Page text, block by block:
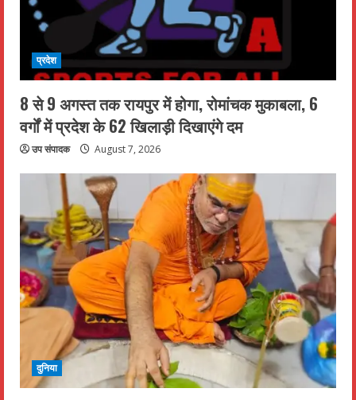
प्रदेश
8 से 9 अगस्त तक रायपुर में होगा, रोमांचक मुकाबला, 6
वर्गों में प्रदेश के 62 खिलाड़ी दिखाएंगे दम
उप संपादक August 7, 2026
दुनिया